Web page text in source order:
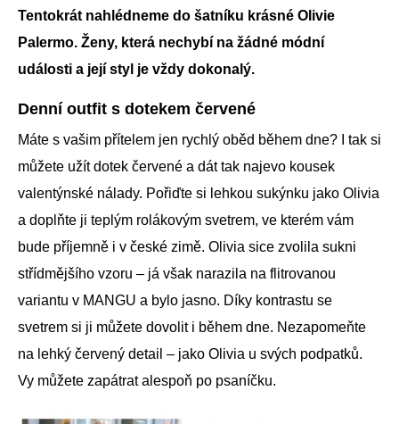
Tentokrát nahlédneme do šatníku krásné Olivie
Palermo. Ženy, která nechybí na žádné módní
události a její styl je vždy dokonalý.
Denní outfit s dotekem červené
Máte s vašim přítelem jen rychlý oběd během dne? I tak si
můžete užít dotek červené a dát tak najevo kousek
valentýnské nálady. Pořiďte si lehkou sukýnku jako Olivia
a doplňte ji teplým rolákovým svetrem, ve kterém vám
bude příjemně i v české zimě. Olivia sice zvolila sukni
střídmějšího vzoru – já však narazila na flitrovanou
variantu v MANGU a bylo jasno. Díky kontrastu se
svetrem si ji můžete dovolit i během dne. Nezapomeňte
na lehký červený detail – jako Olivia u svých podpatků.
Vy můžete zapátrat alespoň po psaníčku.